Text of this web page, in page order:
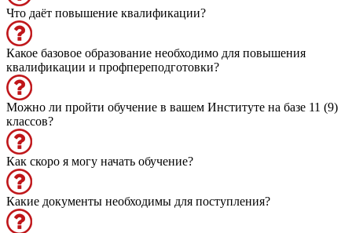
Что даёт повышение квалификации?
Какое базовое образование необходимо для повышения
квалификации и профпереподготовки?
Можно ли пройти обучение в вашем Институте на базе 11 (9)
классов?
Как скоро я могу начать обучение?
Какие документы необходимы для поступления?